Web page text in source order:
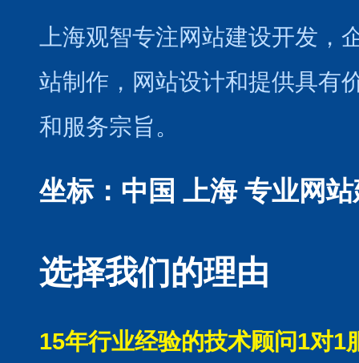
上海观智专注网站建设开发 ，
站制作 ， 网站设计和提供具有
和服务宗旨。
坐标：中国 上海 专业网
选择我们的理由
15年行业经验的技术顾问1对1